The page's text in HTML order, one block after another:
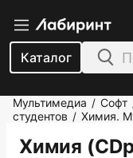
Каталог
Мультимедиа / Софт
студентов / Химия.
Химия